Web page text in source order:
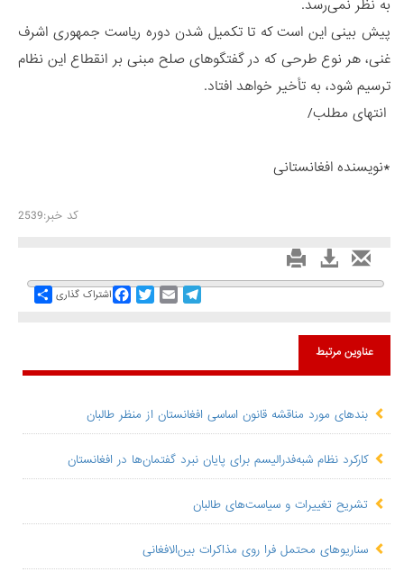
به نظر نمی‌رسد.
پیش بینی این است که تا تکمیل شدن دوره ریاست جمهوری اشرف
غنی، هر نوع طرحی که در گفتگوهای صلح مبنی بر انقطاع این نظام
ترسیم شود، به تأخیر خواهد افتاد.
انتهای مطلب/
*نویسنده افغانستانی
کد خبر:2539
Share اشتراک گذاری
FacebookTwitterEmail
Telegram
عناوین مرتبط
بندهای مورد مناقشه قانون اساسی افغانستان از منظر طالبان
کارکرد نظام شبه‌فدرالیسم برای پایان نبرد گفتمان‌ها در افغانستان
تشریح تغییرات و سیاست‌های طالبان
سناریوهای محتمل فرا روی مذاکرات بین‌الافغانی